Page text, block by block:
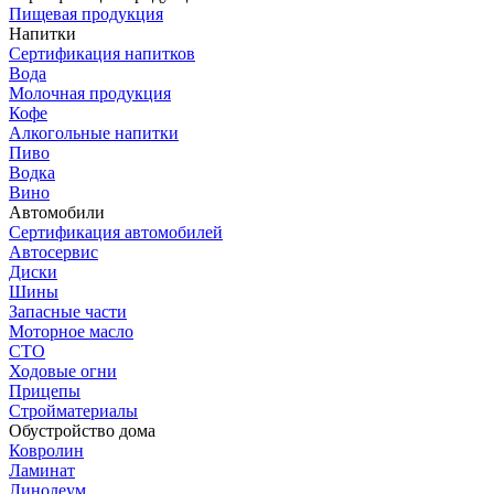
Пищевая продукция
Напитки
Сертификация напитков
Вода
Молочная продукция
Кофе
Алкогольные напитки
Пиво
Водка
Вино
Автомобили
Сертификация автомобилей
Автосервис
Диски
Шины
Запасные части
Моторное масло
СТО
Ходовые огни
Прицепы
Стройматериалы
Обустройство дома
Ковролин
Ламинат
Линолеум